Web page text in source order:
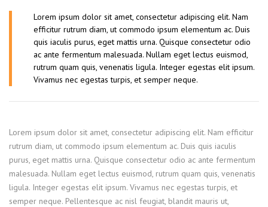
Lorem ipsum dolor sit amet, consectetur adipiscing elit. Nam
efficitur rutrum diam, ut commodo ipsum elementum ac. Duis
quis iaculis purus, eget mattis urna. Quisque consectetur odio
ac ante fermentum malesuada. Nullam eget lectus euismod,
rutrum quam quis, venenatis ligula. Integer egestas elit ipsum.
Vivamus nec egestas turpis, et semper neque.
Lorem ipsum dolor sit amet, consectetur adipiscing elit. Nam efficitur
rutrum diam, ut commodo ipsum elementum ac. Duis quis iaculis
purus, eget mattis urna. Quisque consectetur odio ac ante fermentum
malesuada. Nullam eget lectus euismod, rutrum quam quis, venenatis
ligula. Integer egestas elit ipsum. Vivamus nec egestas turpis, et
semper neque. Pellentesque ac nisl feugiat, blandit mauris ut,